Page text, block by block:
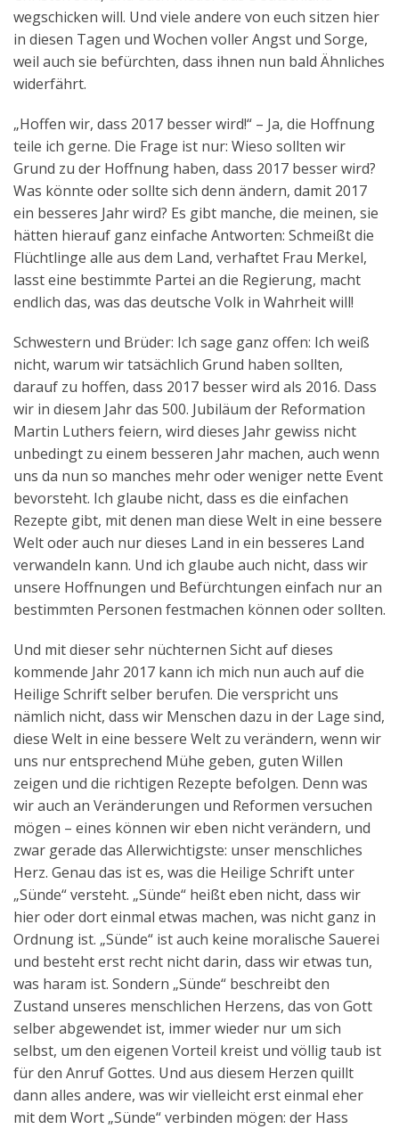
wegschicken will. Und viele andere von euch sitzen hier
in diesen Tagen und Wochen voller Angst und Sorge,
weil auch sie befürchten, dass ihnen nun bald Ähnliches
widerfährt.
„Hoffen wir, dass 2017 besser wird!“ – Ja, die Hoffnung
teile ich gerne. Die Frage ist nur: Wieso sollten wir
Grund zu der Hoffnung haben, dass 2017 besser wird?
Was könnte oder sollte sich denn ändern, damit 2017
ein besseres Jahr wird? Es gibt manche, die meinen, sie
hätten hierauf ganz einfache Antworten: Schmeißt die
Flüchtlinge alle aus dem Land, verhaftet Frau Merkel,
lasst eine bestimmte Partei an die Regierung, macht
endlich das, was das deutsche Volk in Wahrheit will!
Schwestern und Brüder: Ich sage ganz offen: Ich weiß
nicht, warum wir tatsächlich Grund haben sollten,
darauf zu hoffen, dass 2017 besser wird als 2016. Dass
wir in diesem Jahr das 500. Jubiläum der Reformation
Martin Luthers feiern, wird dieses Jahr gewiss nicht
unbedingt zu einem besseren Jahr machen, auch wenn
uns da nun so manches mehr oder weniger nette Event
bevorsteht. Ich glaube nicht, dass es die einfachen
Rezepte gibt, mit denen man diese Welt in eine bessere
Welt oder auch nur dieses Land in ein besseres Land
verwandeln kann. Und ich glaube auch nicht, dass wir
unsere Hoffnungen und Befürchtungen einfach nur an
bestimmten Personen festmachen können oder sollten.
Und mit dieser sehr nüchternen Sicht auf dieses
kommende Jahr 2017 kann ich mich nun auch auf die
Heilige Schrift selber berufen. Die verspricht uns
nämlich nicht, dass wir Menschen dazu in der Lage sind,
diese Welt in eine bessere Welt zu verändern, wenn wir
uns nur entsprechend Mühe geben, guten Willen
zeigen und die richtigen Rezepte befolgen. Denn was
wir auch an Veränderungen und Reformen versuchen
mögen – eines können wir eben nicht verändern, und
zwar gerade das Allerwichtigste: unser menschliches
Herz. Genau das ist es, was die Heilige Schrift unter
„Sünde“ versteht. „Sünde“ heißt eben nicht, dass wir
hier oder dort einmal etwas machen, was nicht ganz in
Ordnung ist. „Sünde“ ist auch keine moralische Sauerei
und besteht erst recht nicht darin, dass wir etwas tun,
was haram ist. Sondern „Sünde“ beschreibt den
Zustand unseres menschlichen Herzens, das von Gott
selber abgewendet ist, immer wieder nur um sich
selbst, um den eigenen Vorteil kreist und völlig taub ist
für den Anruf Gottes. Und aus diesem Herzen quillt
dann alles andere, was wir vielleicht erst einmal eher
mit dem Wort „Sünde“ verbinden mögen: der Hass